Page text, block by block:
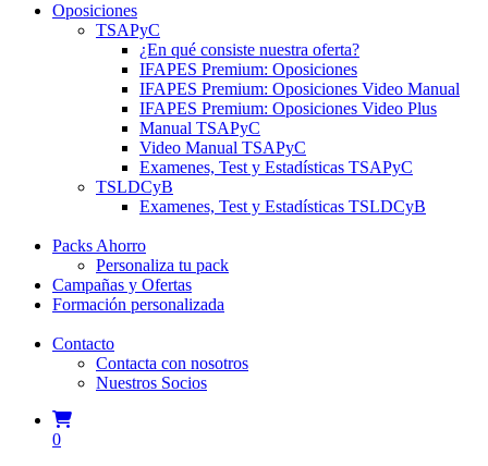
Oposiciones
TSAPyC
¿En qué consiste nuestra oferta?
IFAPES Premium: Oposiciones
IFAPES Premium: Oposiciones Video Manual
IFAPES Premium: Oposiciones Video Plus
Manual TSAPyC
Video Manual TSAPyC
Examenes, Test y Estadísticas TSAPyC
TSLDCyB
Examenes, Test y Estadísticas TSLDCyB
Packs Ahorro
Personaliza tu pack
Campañas y Ofertas
Formación personalizada
Contacto
Contacta con nosotros
Nuestros Socios
0